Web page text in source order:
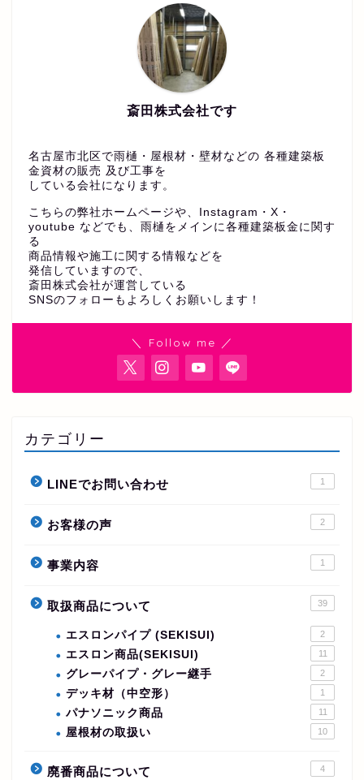
斎田株式会社です
名古屋市北区で雨樋・屋根材・壁材などの 各種建築板
金資材の販売 及び工事を
している会社になります。
こちらの弊社ホームページや、Instagram・X・
youtube などでも、雨樋をメインに各種建築板金に関す
る
商品情報や施工に関する情報などを
発信していますので、
斎田株式会社が運営している
SNSのフォローもよろしくお願いします！
＼ Follow me ／
カテゴリー
LINEでお問い合わせ 1
お客様の声 2
事業内容 1
取扱商品について 39
エスロンパイプ (SEKISUI) 2
エスロン商品(SEKISUI) 11
グレーパイプ・グレー継手 2
デッキ材（中空形） 1
パナソニック商品 11
屋根材の取扱い 10
廃番商品について 4